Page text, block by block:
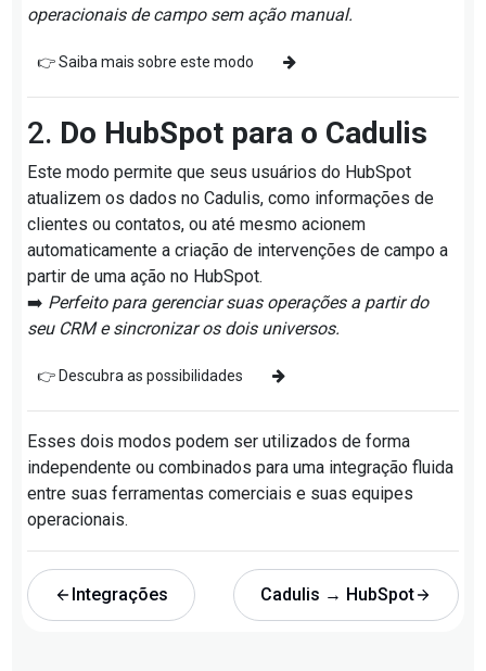
operacionais de campo sem ação manual.
👉 Saiba mais sobre este modo
2. Do HubSpot para o Cadulis
Este modo permite que seus usuários do HubSpot
atualizem os dados no Cadulis, como informações de
clientes ou contatos, ou até mesmo acionem
automaticamente a criação de intervenções de campo a
partir de uma ação no HubSpot.
➡️ Perfeito para gerenciar suas operações a partir do
seu CRM e sincronizar os dois universos.
👉 Descubra as possibilidades
Esses dois modos podem ser utilizados de forma
independente ou combinados para uma integração fluida
entre suas ferramentas comerciais e suas equipes
operacionais.
Integrações Cadulis → HubSpot